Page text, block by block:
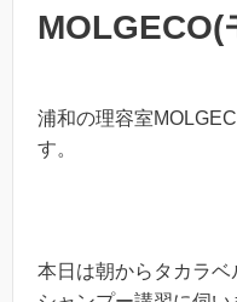
MOLGECO(
浦和の理容室
す。
本日は朝からタカラ